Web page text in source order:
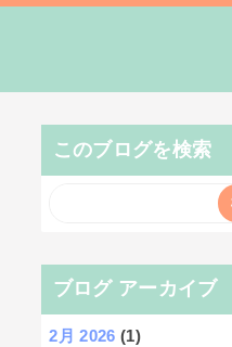
このブログを検索
ブログ アーカイブ
2月 2026 (1)